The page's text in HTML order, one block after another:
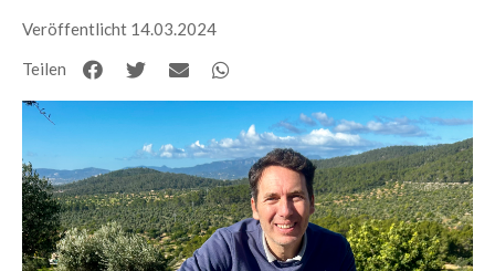
Veröffentlicht 14.03.2024
Teilen